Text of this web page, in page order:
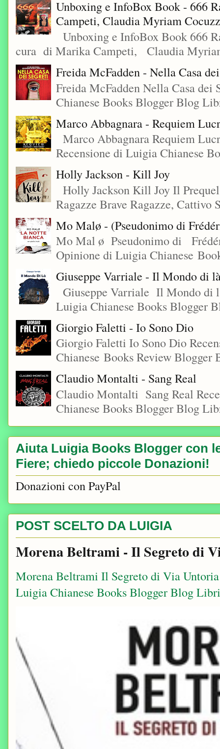
Unboxing e InfoBox Book - 666
Campeti, Claudia Myriam
Unboxing e InfoBox Book 666
cura di Marika Campeti, Claudia
Freida McFadden - Nella Casa
Freida McFadden Nella Casa
Chianese Books Blogger Blog
Marco Abbagnara - Requiem
Marco Abbagnara Requiem
Recensione di Luigia Chianese
Holly Jackson - Kill Joy
Holly Jackson Kill Joy Il
Ragazze Brave Ragazze, Cattivo
Mo Malø - (Pseudonimo di
Mo Mal ø Pseudonimo di
Opinione di Luigia Chianese
Giuseppe Varriale - Il Mondo di
Giuseppe Varriale Il Mondo di
Luigia Chianese Books
Giorgio Faletti - Io Sono Dio
Giorgio Faletti Io Sono Dio
Chianese Books Review
Claudio Montalti - Sang Real
Claudio Montalti Sang Real
Chianese Books Blogger Blog
Aiuta Luigia Books Blogger con
Fiere; chiedo piccole Donazioni!
Donazioni con PayPal
POST SCELTO DA LUIGIA
Morena Beltrami - Il Segreto di
Morena Beltrami Il Segreto di Via
Luigia Chianese Books Blogger Blog